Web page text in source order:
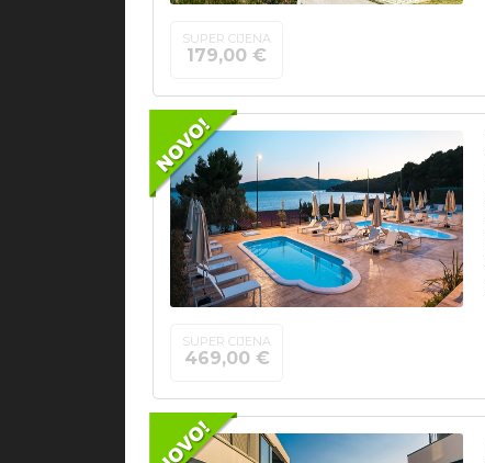
SUPER CIJENA
179,00 €
SUPER CIJENA
469,00 €